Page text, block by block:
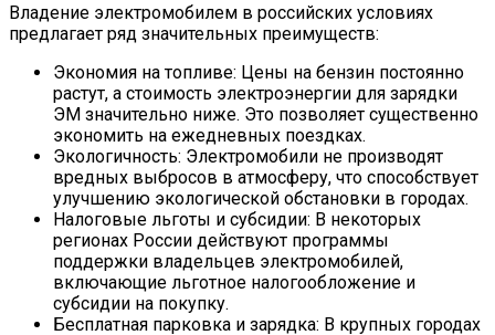
Владение электромобилем в российских условиях
предлагает ряд значительных преимуществ:
Экономия на топливе: Цены на бензин постоянно
растут, а стоимость электроэнергии для зарядки
ЭМ значительно ниже. Это позволяет существенно
экономить на ежедневных поездках.
Экологичность: Электромобили не производят
вредных выбросов в атмосферу, что способствует
улучшению экологической обстановки в городах.
Налоговые льготы и субсидии: В некоторых
регионах России действуют программы
поддержки владельцев электромобилей,
включающие льготное налогообложение и
субсидии на покупку.
Бесплатная парковка и зарядка: В крупных городах